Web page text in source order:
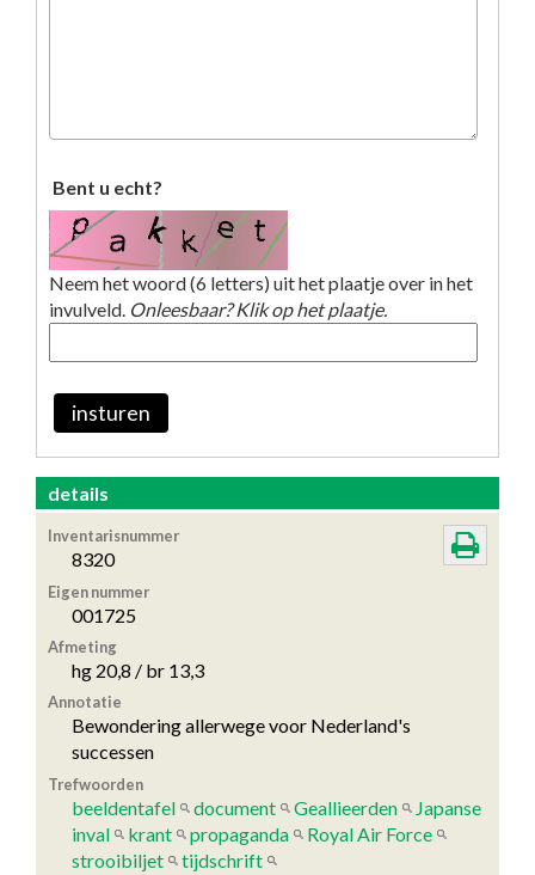
Bent u echt?
Neem het woord (6 letters) uit het plaatje over in het
invulveld. Onleesbaar? Klik op het plaatje.
insturen
details
Inventarisnummer
8320
Eigen nummer
001725
Afmeting
hg 20,8 / br 13,3
Annotatie
Bewondering allerwege voor Nederland's
successen
Trefwoorden
beeldentafel document Geallieerden
Japanse
inval
krant propaganda
Royal Air Force
strooibiljet
tijdschrift